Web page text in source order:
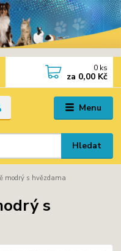
Menu
Hledat
0 ks
za 0,00 Kč
modrý s hvězdama
s